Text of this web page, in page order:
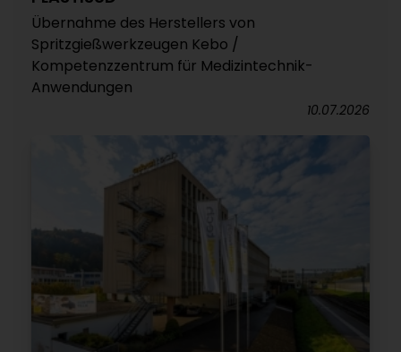
Übernahme des Herstellers von
Spritzgießwerkzeugen Kebo /
Kompetenzzentrum für Medizintechnik-
Anwendungen
10.07.2026